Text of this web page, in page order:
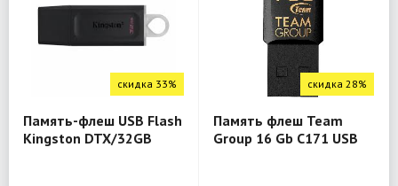
скидка 33%
Память-флеш USB Flash
Kingston DTX/32GB
скидка 28%
Память флеш Team
Group 16 Gb C171 USB